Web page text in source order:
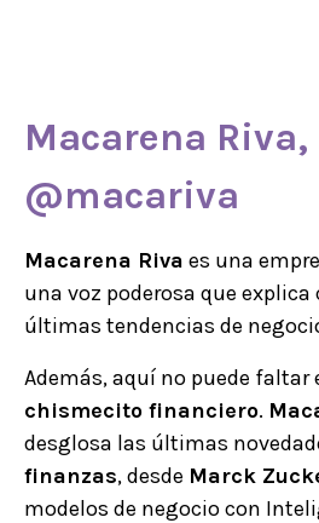
Macarena Riva,
@macariva
Macarena Riva es una
una voz poderosa que
últimas tendencias de
Además, aquí no puede faltar
chismecito financiero.
desglosa las últimas
finanzas, desde Marck
modelos de negocio con